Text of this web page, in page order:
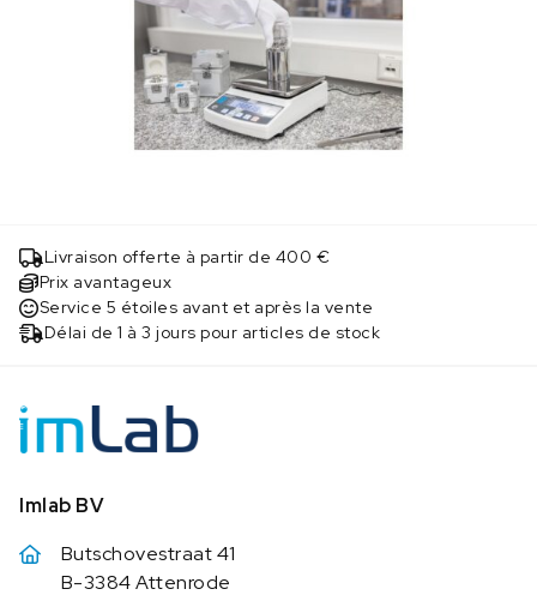
Livraison offerte à partir de 400 €
Prix avantageux
Service 5 étoiles avant et après la vente
Délai de 1 à 3 jours pour articles de stock
Imlab BV
Butschovestraat 41
B-3384 Attenrode